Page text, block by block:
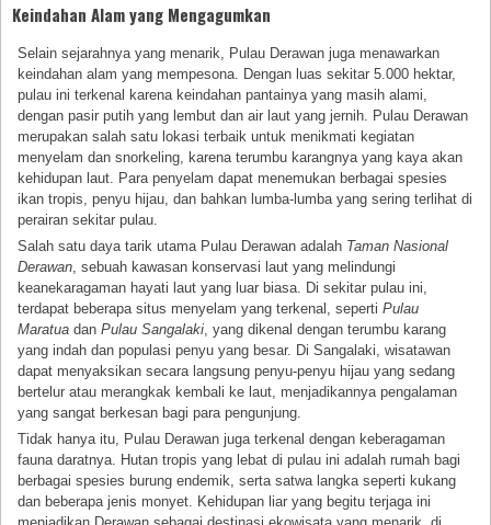
Keindahan Alam yang Mengagumkan
Selain sejarahnya yang menarik, Pulau Derawan juga menawarkan
keindahan alam yang mempesona. Dengan luas sekitar 5.000 hektar,
pulau ini terkenal karena keindahan pantainya yang masih alami,
dengan pasir putih yang lembut dan air laut yang jernih. Pulau Derawan
merupakan salah satu lokasi terbaik untuk menikmati kegiatan
menyelam dan snorkeling, karena terumbu karangnya yang kaya akan
kehidupan laut. Para penyelam dapat menemukan berbagai spesies
ikan tropis, penyu hijau, dan bahkan lumba-lumba yang sering terlihat di
perairan sekitar pulau.
Salah satu daya tarik utama Pulau Derawan adalah Taman Nasional
Derawan, sebuah kawasan konservasi laut yang melindungi
keanekaragaman hayati laut yang luar biasa. Di sekitar pulau ini,
terdapat beberapa situs menyelam yang terkenal, sepertiPulau
Maratua danPulau Sangalaki, yang dikenal dengan terumbu karang
yang indah dan populasi penyu yang besar. Di Sangalaki, wisatawan
dapat menyaksikan secara langsung penyu-penyu hijau yang sedang
bertelur atau merangkak kembali ke laut, menjadikannya pengalaman
yang sangat berkesan bagi para pengunjung.
Tidak hanya itu, Pulau Derawan juga terkenal dengan keberagaman
fauna daratnya. Hutan tropis yang lebat di pulau ini adalah rumah bagi
berbagai spesies burung endemik, serta satwa langka seperti kukang
dan beberapa jenis monyet. Kehidupan liar yang begitu terjaga ini